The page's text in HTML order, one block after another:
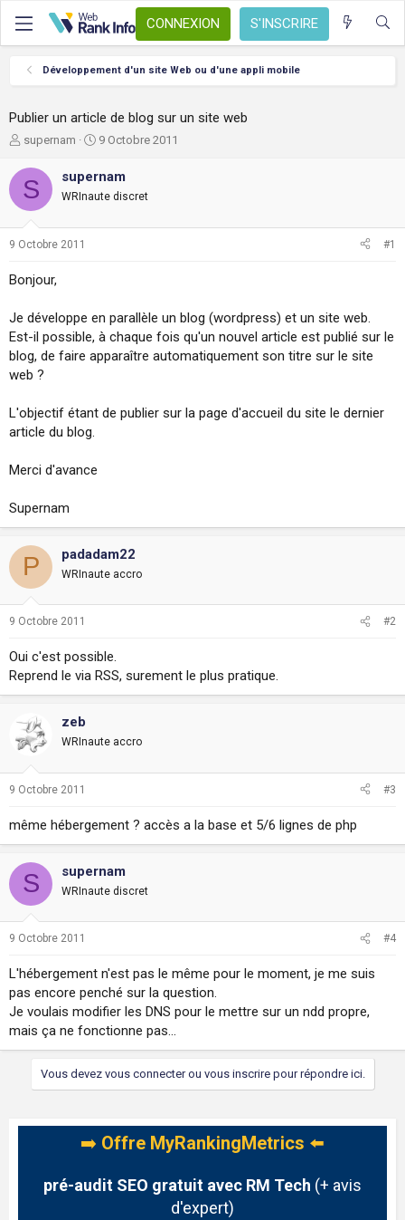
CONNEXION S'INSCRIRE
Développement d'un site Web ou d'une appli mobile
Publier un article de blog sur un site web
A
t
e
d
a
s
c
u
s
i
o
supernam
D
t
d
9 Octobre 2011
S supernam
WRInaute discret
9 Octobre 2011 #1
Bonjour,
Je développe en parallèle un blog (wordpress) et un site web.
Est-il possible, à chaque fois qu'un nouvel article est publié sur le
blog, de faire apparaître automatiquement son titre sur le site
web ?
L'objectif étant de publier sur la page d'accueil du site le dernier
article du blog.
Merci d'avance
Supernam
P padadam22
WRInaute accro
9 Octobre 2011 #2
Oui c'est possible.
Reprend le via RSS, surement le plus pratique.
zeb
WRInaute accro
9 Octobre 2011 #3
même hébergement ? accès a la base et 5/6 lignes de php
S supernam
WRInaute discret
9 Octobre 2011 #4
L'hébergement n'est pas le même pour le moment, je me suis
pas encore penché sur la question.
Je voulais modifier les DNS pour le mettre sur un ndd propre,
mais ça ne fonctionne pas...
Vous devez vous connecter ou vous inscrire pour répondre ici.
➡️ Offre MyRankingMetrics ⬅️
pré-audit SEO gratuit avec RM Tech (+ avis
d'expert)